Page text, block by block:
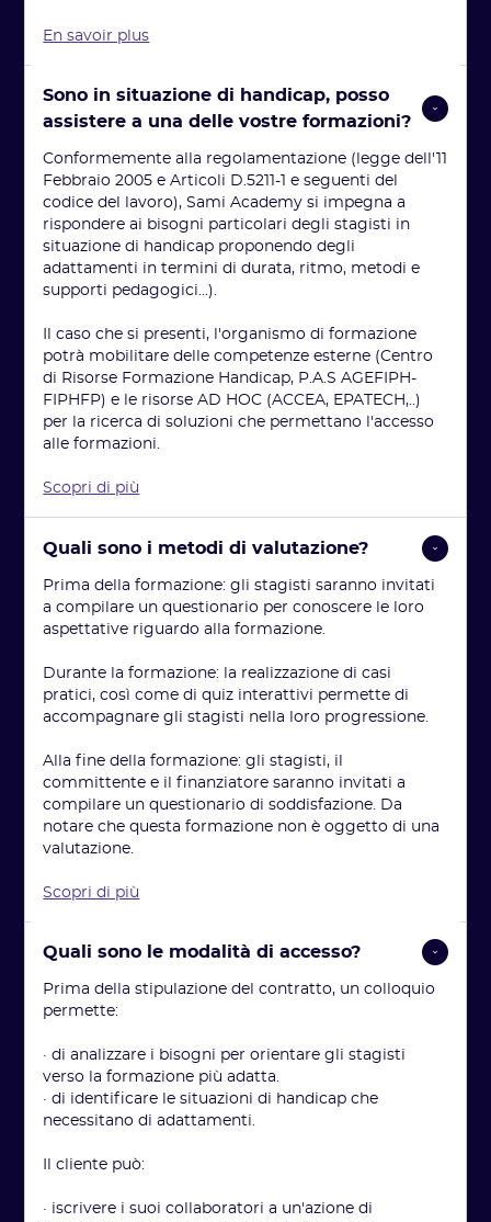
En savoir plus
Sono in situazione di handicap, posso
assistere a una delle vostre formazioni?
Conformemente alla regolamentazione (legge dell'11
Febbraio 2005 e Articoli D.5211-1 e seguenti del
codice del lavoro), Sami Academy si impegna a
rispondere ai bisogni particolari degli stagisti in
situazione di handicap proponendo degli
adattamenti in termini di durata, ritmo, metodi e
supporti pedagogici...).
Il caso che si presenti, l'organismo di formazione
potrà mobilitare delle competenze esterne (Centro
di Risorse Formazione Handicap, P.A.S AGEFIPH-
FIPHFP) e le risorse AD HOC (ACCEA, EPATECH,..)
per la ricerca di soluzioni che permettano l'accesso
alle formazioni.
Scopri di più
Quali sono i metodi di valutazione?
Prima della formazione: gli stagisti saranno invitati
a compilare un questionario per conoscere le loro
aspettative riguardo alla formazione.
Durante la formazione: la realizzazione di casi
pratici, così come di quiz interattivi permette di
accompagnare gli stagisti nella loro progressione.
Alla fine della formazione: gli stagisti, il
committente e il finanziatore saranno invitati a
compilare un questionario di soddisfazione. Da
notare che questa formazione non è oggetto di una
valutazione.
Scopri di più
Quali sono le modalità di accesso?
Prima della stipulazione del contratto, un colloquio
permette:
· di analizzare i bisogni per orientare gli stagisti
verso la formazione più adatta.
· di identificare le situazioni di handicap che
necessitano di adattamenti.
Il cliente può:
· iscrivere i suoi collaboratori a un'azione di